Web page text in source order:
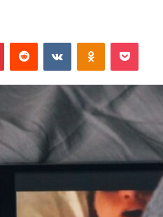
PinterestReddit VKontakteOdnoklassniki
Pocket